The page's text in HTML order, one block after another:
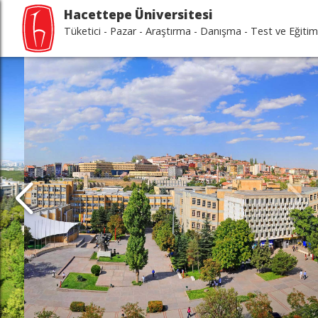
Hacettepe Üniversitesi
Tüketici - Pazar - Araştırma - Danışma - Test ve